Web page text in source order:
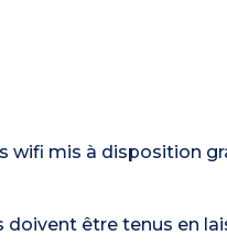
wifi mis à disposition
être tenus en